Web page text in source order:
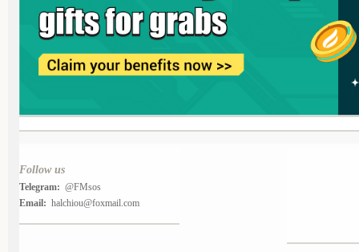
Follow us
Telegram: @FMsos
Email: halchiou@foxmail.com